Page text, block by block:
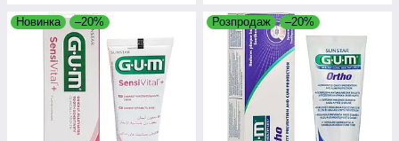
Новинка –20% Розпродаж –20%